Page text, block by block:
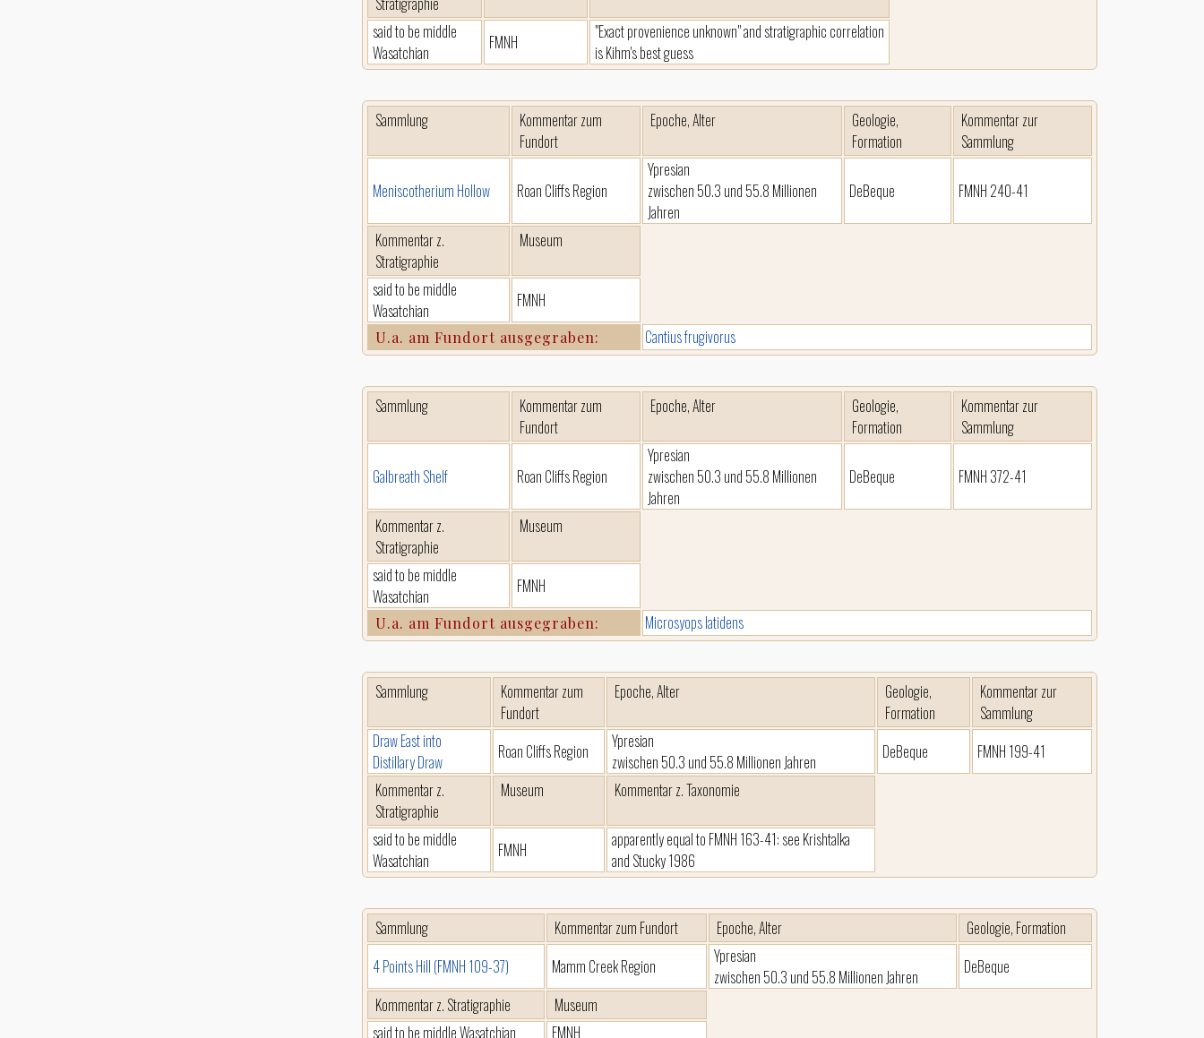
said to be middle
Wasatchian
FMNH
"Exact provenience unknown" and stratigraphic correlation
is Kihm's best guess
Sammlung
Kommentar zum
Fundort
Epoche, Alter
Geologie,
Formation
Kommentar zur
Sammlung
Meniscotherium Hollow Roan Cliffs Region
Ypresian
zwischen 50.3 und 55.8 Millionen
Jahren
DeBeque FMNH 240-41
Kommentar z.
Stratigraphie
Museum
said to be middle
Wasatchian
FMNH
U.a. am Fundort ausgegraben: Cantius frugivorus
Sammlung
Kommentar zum
Fundort
Epoche, Alter
Geologie,
Formation
Kommentar zur
Sammlung
Galbreath Shelf Roan Cliffs Region
Ypresian
zwischen 50.3 und 55.8 Millionen
Jahren
DeBeque FMNH 372-41
Kommentar z.
Stratigraphie
Museum
said to be middle
Wasatchian
FMNH
U.a. am Fundort ausgegraben: Microsyops latidens
Sammlung
Kommentar zum
Fundort
Epoche, Alter
Geologie,
Formation
Kommentar zur
Sammlung
Draw East into
Distillary Draw
Roan Cliffs Region
Ypresian
zwischen 50.3 und 55.8 Millionen Jahren
DeBeque
FMNH 199-41
Kommentar z.
Stratigraphie
Museum Kommentar z. Taxonomie
said to be middle
Wasatchian
FMNH
apparently equal to FMNH 163-41: see Krishtalka
and Stucky 1986
Sammlung Kommentar zum Fundort Epoche, Alter
Geologie, Formation
4 Points Hill (FMNH 109-37)
Mamm Creek Region
Ypresian
zwischen 50.3 und 55.8 Millionen Jahren
DeBeque
Kommentar z. Stratigraphie
Museum
said to be middle Wasatchian
FMNH